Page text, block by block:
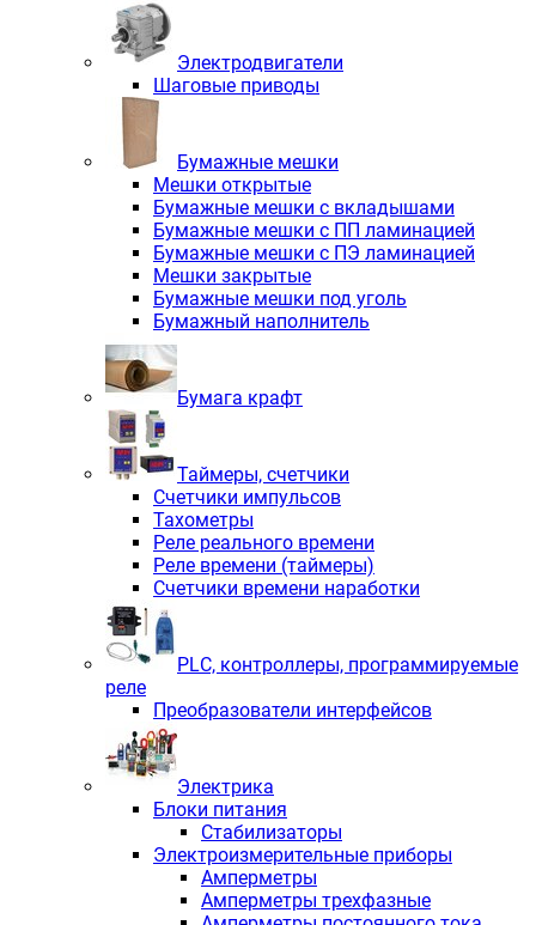
Электродвигатели
Шаговые приводы
Бумажные мешки
Мешки открытые
Бумажные мешки с вкладышами
Бумажные мешки с ПП ламинацией
Бумажные мешки с ПЭ ламинацией
Мешки закрытые
Бумажные мешки под уголь
Бумажный наполнитель
Бумага крафт
Таймеры, счетчики
Счетчики импульсов
Тахометры
Реле реального времени
Реле времени (таймеры)
Счетчики времени наработки
PLС, контроллеры, программируемые
реле
Преобразователи интерфейсов
Электрика
Блоки питания
Стабилизаторы
Электроизмерительные приборы
Амперметры
Амперметры трехфазные